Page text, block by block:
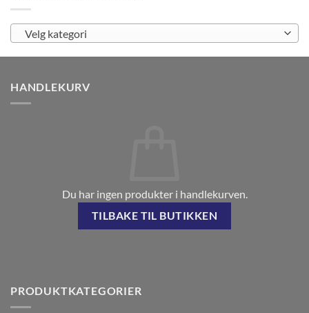
Velg kategori
HANDLEKURV
Du har ingen produkter i handlekurven.
TILBAKE TIL BUTIKKEN
PRODUKTKATEGORIER